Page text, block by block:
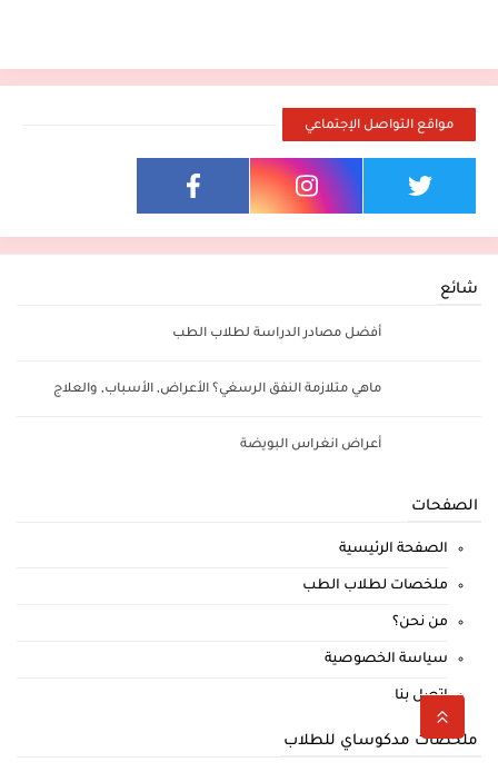
مواقع التواصل الإجتماعي
شائع
أفضل مصادر الدراسة لطلاب الطب
ماهي متلازمة النفق الرسغي؟ الأعراض, الأسباب, والعلاج
أعراض انغراس البويضة
الصفحات
الصفحة الرئيسية
ملخصات لطلاب الطب
من نحن؟
سياسة الخصوصية
اتصل بنا
ملخصات مدكوساي للطلاب